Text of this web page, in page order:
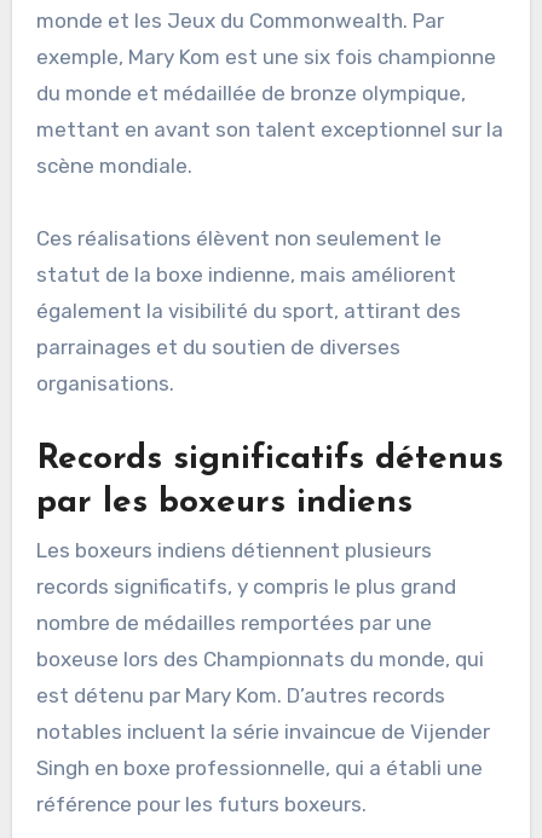
monde et les Jeux du Commonwealth. Par
exemple, Mary Kom est une six fois championne
du monde et médaillée de bronze olympique,
mettant en avant son talent exceptionnel sur la
scène mondiale.
Ces réalisations élèvent non seulement le
statut de la boxe indienne, mais améliorent
également la visibilité du sport, attirant des
parrainages et du soutien de diverses
organisations.
Records significatifs détenus
par les boxeurs indiens
Les boxeurs indiens détiennent plusieurs
records significatifs, y compris le plus grand
nombre de médailles remportées par une
boxeuse lors des Championnats du monde, qui
est détenu par Mary Kom. D’autres records
notables incluent la série invaincue de Vijender
Singh en boxe professionnelle, qui a établi une
référence pour les futurs boxeurs.